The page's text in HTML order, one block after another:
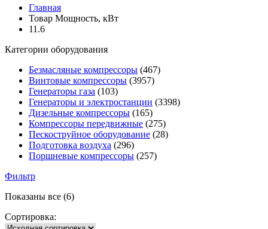
Главная
Товар Мощность, кВт
11.6
Категории оборудования
Безмасляные компрессоры (467)
Винтовые компрессоры (3957)
Генераторы газа (103)
Генераторы и электростанции (3398)
Дизельные компрессоры (165)
Компрессоры передвижные (275)
Пескоструйное оборудование (28)
Подготовка воздуха (296)
Поршневые компрессоры (257)
Фильтр
Показаны все (6)
Сортировка: